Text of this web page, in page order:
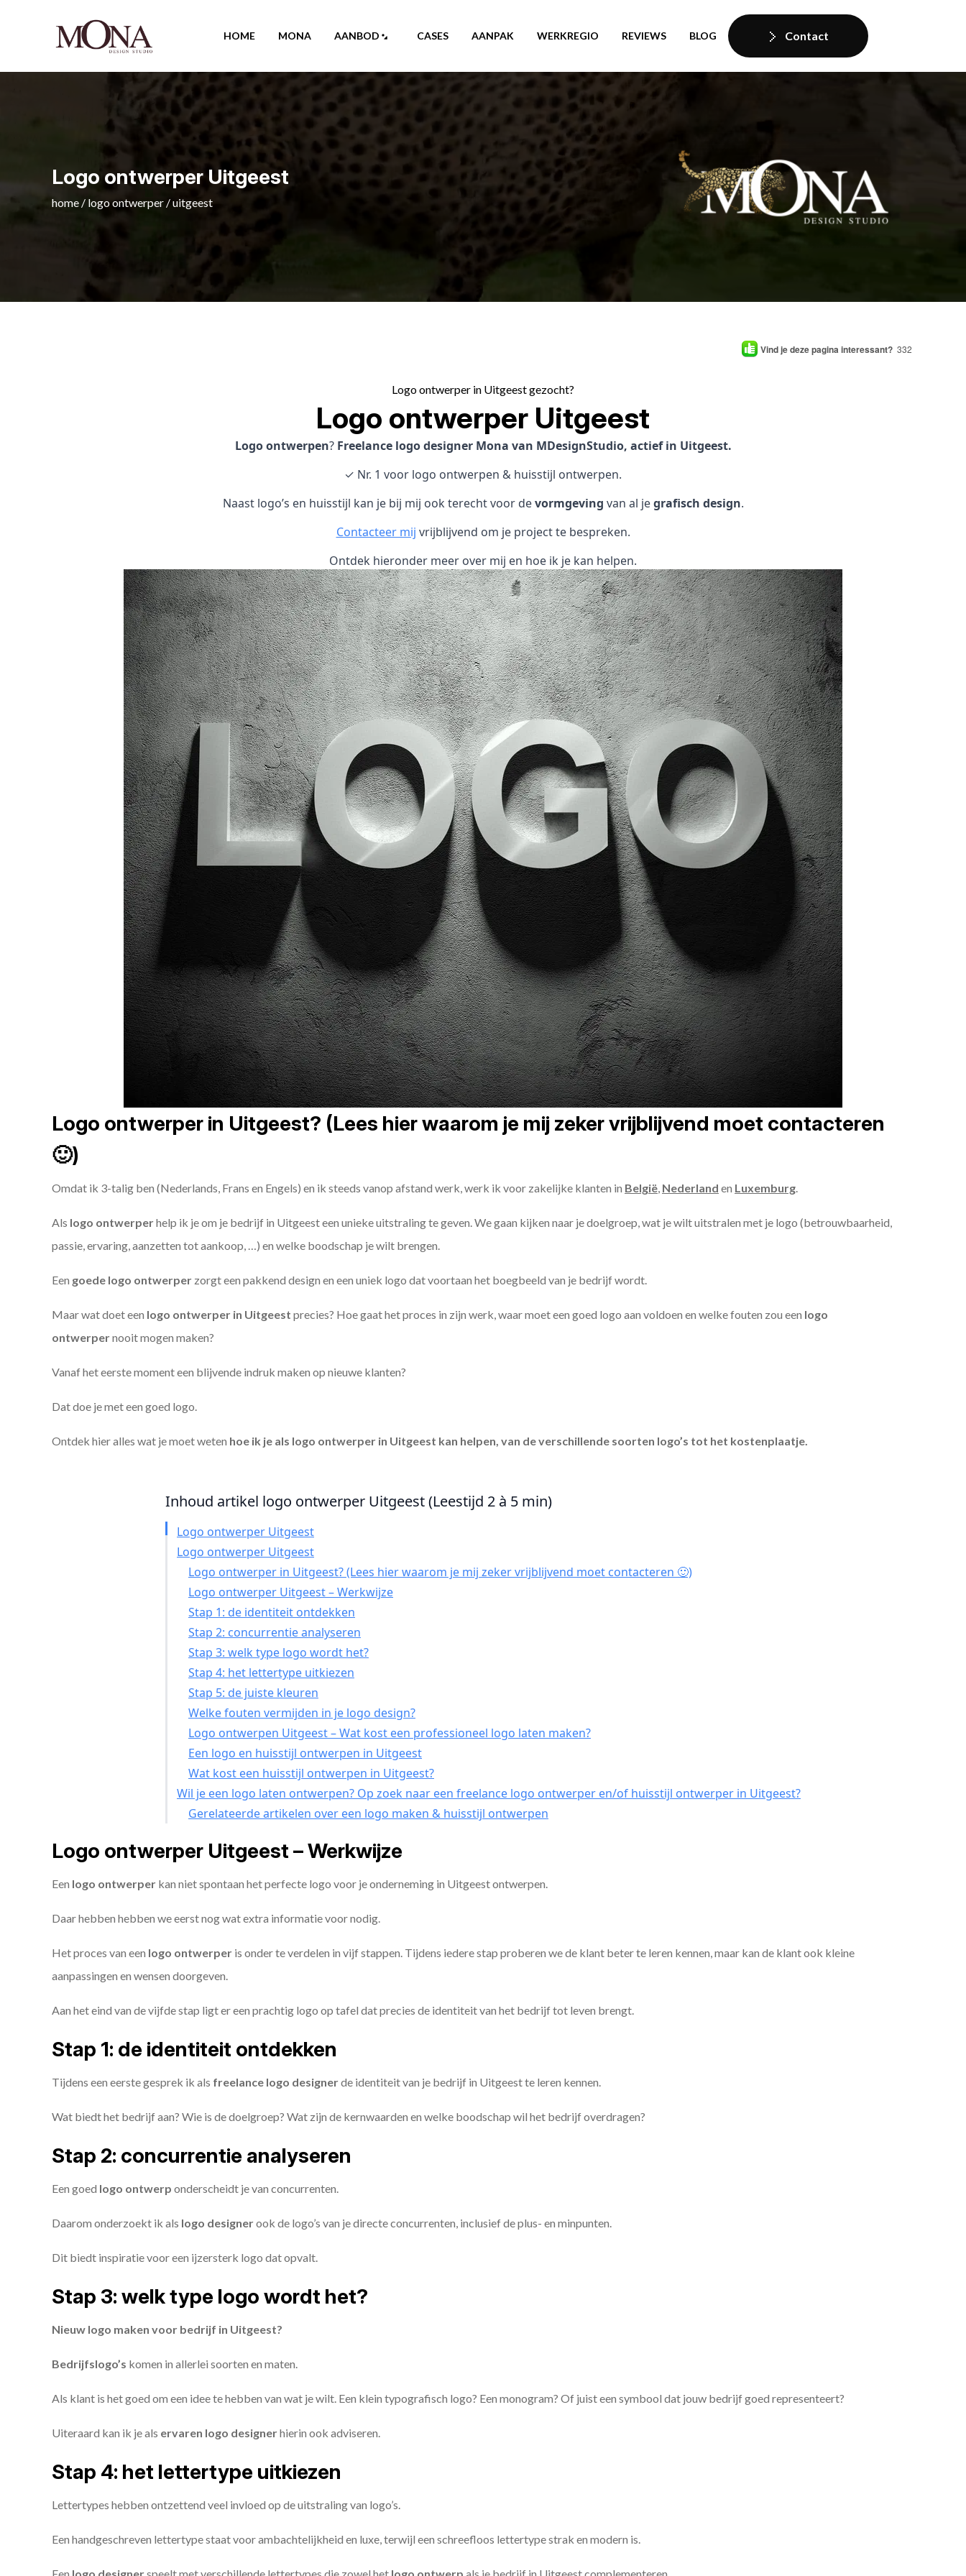
HOME MONA AANBOD CASES AANPAK WERKREGIO REVIEWS BLOG Contact
Logo ontwerper Uitgeest
home / logo ontwerper /uitgeest
Vind je deze pagina interessant? 332
Logo ontwerper in Uitgeest gezocht?
Logo ontwerper Uitgeest
Logo ontwerpen? Freelance logo designer Mona van MDesignStudio, actief in Uitgeest.
✓ Nr. 1 voor logo ontwerpen & huisstijl ontwerpen.
Naast logo’s en huisstijl kan je bij mij ook terecht voor devormgeving van al jegrafisch design.
Contacteer mij vrijblijvend om je project te bespreken.
Ontdek hieronder meer over mij en hoe ik je kan helpen.
Logo ontwerper in Uitgeest? (Lees hier waarom je mij zeker vrijblijvend moet contacteren
🙂)
Omdat ik 3-talig ben (Nederlands, Frans en Engels) en ik steeds vanop afstand werk, werk ik voor zakelijke klanten in België, Nederland en Luxemburg.
Als logo ontwerperhelp ik je om je bedrijf in Uitgeest een unieke uitstraling te geven. We gaan kijken naar je doelgroep, wat je wilt uitstralen met je logo (betrouwbaarheid,
passie, ervaring, aanzetten tot aankoop, …) en welke boodschap je wilt brengen.
Een goede logo ontwerper zorgt een pakkend design en een uniek logo dat voortaan het boegbeeld van je bedrijf wordt.
Maar wat doet een logo ontwerper in Uitgeest precies? Hoe gaat het proces in zijn werk, waar moet een goed logo aan voldoen en welke fouten zou een logo
ontwerpernooit mogen maken?
Vanaf het eerste moment een blijvende indruk maken op nieuwe klanten?
Dat doe je met een goed logo.
Ontdek hier alles wat je moet weten hoe ik je als logo ontwerper in Uitgeest kan helpen, van de verschillende soorten logo’s tot het kostenplaatje.
Inhoud artikel logo ontwerper Uitgeest (Leestijd 2 à 5 min)
Logo ontwerper Uitgeest
Logo ontwerper Uitgeest
Logo ontwerper in Uitgeest? (Lees hier waarom je mij zeker vrijblijvend moet contacteren 🙂)
Logo ontwerper Uitgeest – Werkwijze
Stap 1: de identiteit ontdekken
Stap 2: concurrentie analyseren
Stap 3: welk type logo wordt het?
Stap 4: het lettertype uitkiezen
Stap 5: de juiste kleuren
Welke fouten vermijden in je logo design?
Logo ontwerpen Uitgeest – Wat kost een professioneel logo laten maken?
Een logo en huisstijl ontwerpen in Uitgeest
Wat kost een huisstijl ontwerpen in Uitgeest?
Wil je een logo laten ontwerpen? Op zoek naar een freelance logo ontwerper en/of huisstijl ontwerper in Uitgeest?
Gerelateerde artikelen over een logo maken & huisstijl ontwerpen
Logo ontwerper Uitgeest – Werkwijze
Een logo ontwerper kan niet spontaan het perfecte logo voor je onderneming in Uitgeest ontwerpen.
Daar hebben hebben we eerst nog wat extra informatie voor nodig.
Het proces van een logo ontwerper is onder te verdelen in vijf stappen. Tijdens iedere stap proberen we de klant beter te leren kennen, maar kan de klant ook kleine
aanpassingen en wensen doorgeven.
Aan het eind van de vijfde stap ligt er een prachtig logo op tafel dat precies de identiteit van het bedrijf tot leven brengt.
Stap 1: de identiteit ontdekken
Tijdens een eerste gesprek ik als freelance logo designerde identiteit van je bedrijf in Uitgeest te leren kennen.
Wat biedt het bedrijf aan? Wie is de doelgroep? Wat zijn de kernwaarden en welke boodschap wil het bedrijf overdragen?
Stap 2: concurrentie analyseren
Een goed logo ontwerp onderscheidt je van concurrenten.
Daarom onderzoekt ik als logo designerook de logo’s van je directe concurrenten, inclusief de plus- en minpunten.
Dit biedt inspiratie voor een ijzersterk logo dat opvalt.
Stap 3: welk type logo wordt het?
Nieuw logo maken voor bedrijf in Uitgeest?
Bedrijfslogo’s komen in allerlei soorten en maten.
Als klant is het goed om een idee te hebben van wat je wilt. Een klein typografisch logo? Een monogram? Of juist een symbool dat jouw bedrijf goed representeert?
Uiteraard kan ik je als ervaren logo designerhierin ook adviseren.
Stap 4: het lettertype uitkiezen
Lettertypes hebben ontzettend veel invloed op de uitstraling van logo’s.
Een handgeschreven lettertype staat voor ambachtelijkheid en luxe, terwijl een schreefloos lettertype strak en modern is.